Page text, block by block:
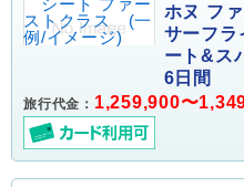
ホヌ フ
サーフラ
ート&ス
6日間
旅行代金： 1,259,900〜